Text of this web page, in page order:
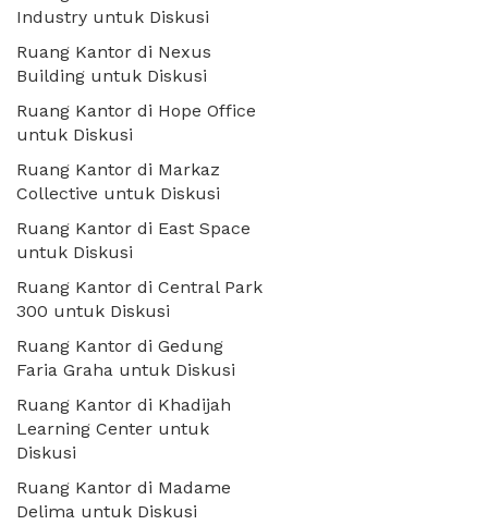
Industry untuk Diskusi
Ruang Kantor di Nexus
Building untuk Diskusi
Ruang Kantor di Hope Office
untuk Diskusi
Ruang Kantor di Markaz
Collective untuk Diskusi
Ruang Kantor di East Space
untuk Diskusi
Ruang Kantor di Central Park
300 untuk Diskusi
Ruang Kantor di Gedung
Faria Graha untuk Diskusi
Ruang Kantor di Khadijah
Learning Center untuk
Diskusi
Ruang Kantor di Madame
Delima untuk Diskusi